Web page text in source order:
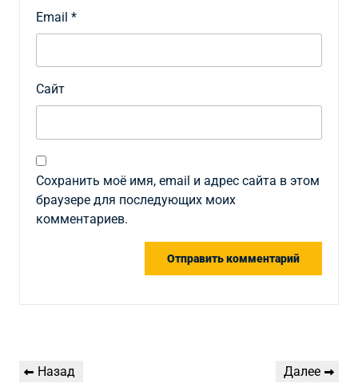
Email *
Сайт
Сохранить моё имя, email и адрес сайта в этом
браузере для последующих моих
комментариев.
Предыдущая
Назад
Следующая
Далее